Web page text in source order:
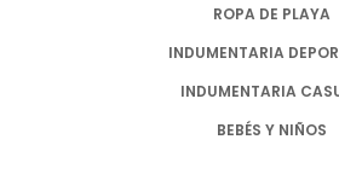
ROPA DE PLAYA
INDUMENTARIA
INDUMENTARIA
BEBÉS Y NIÑOS